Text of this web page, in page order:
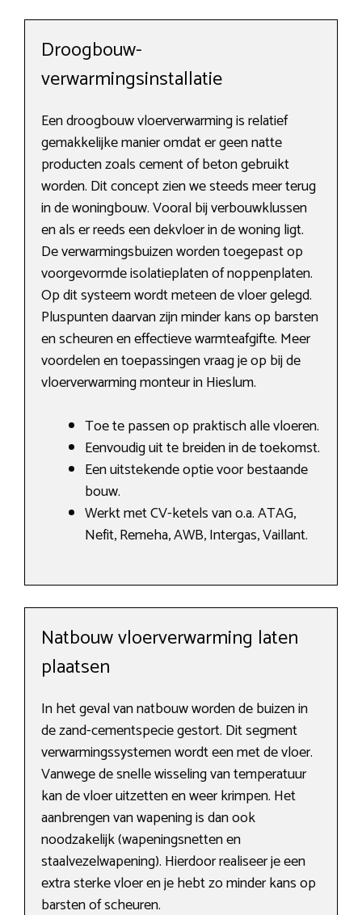
Droogbouw-
verwarmingsinstallatie
Een droogbouw vloerverwarming is relatief
gemakkelijke manier omdat er geen natte
producten zoals cement of beton gebruikt
worden. Dit concept zien we steeds meer terug
in de woningbouw. Vooral bij verbouwklussen
en als er reeds een dekvloer in de woning ligt.
De verwarmingsbuizen worden toegepast op
voorgevormde isolatieplaten of noppenplaten.
Op dit systeem wordt meteen de vloer gelegd.
Pluspunten daarvan zijn minder kans op barsten
en scheuren en effectieve warmteafgifte. Meer
voordelen en toepassingen vraag je op bij de
vloerverwarming monteur in Hieslum.
Toe te passen op praktisch alle vloeren.
Eenvoudig uit te breiden in de toekomst.
Een uitstekende optie voor bestaande
bouw.
Werkt met CV-ketels van o.a. ATAG,
Nefit, Remeha, AWB, Intergas, Vaillant.
Natbouw vloerverwarming laten
plaatsen
In het geval van natbouw worden de buizen in
de zand-cementspecie gestort. Dit segment
verwarmingssystemen wordt een met de vloer.
Vanwege de snelle wisseling van temperatuur
kan de vloer uitzetten en weer krimpen. Het
aanbrengen van wapening is dan ook
noodzakelijk (wapeningsnetten en
staalvezelwapening). Hierdoor realiseer je een
extra sterke vloer en je hebt zo minder kans op
barsten of scheuren.